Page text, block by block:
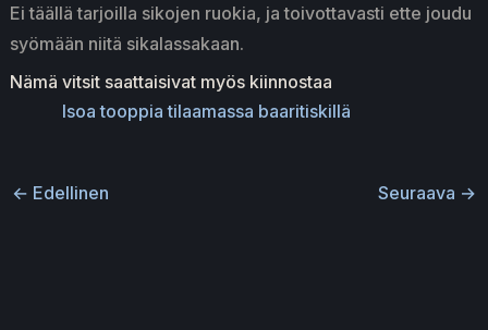
Ei täällä tarjoilla sikojen ruokia, ja toivottavasti ette joudu
syömään niitä sikalassakaan.
Nämä vitsit saattaisivat myös kiinnostaa
Isoa tooppia tilaamassa baaritiskillä
← Edellinen Seuraava →